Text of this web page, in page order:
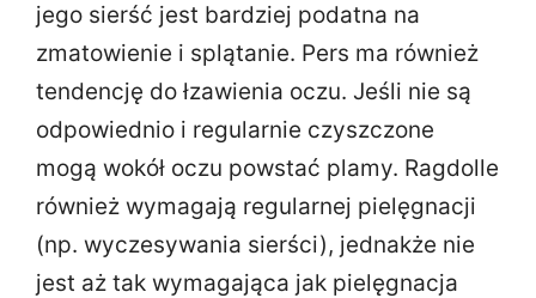
jego sierść jest bardziej podatna na
zmatowienie i splątanie. Pers ma również
tendencję do łzawienia oczu. Jeśli nie są
odpowiednio i regularnie czyszczone
mogą wokół oczu powstać plamy. Ragdolle
również wymagają regularnej pielęgnacji
(np. wyczesywania sierści), jednakże nie
jest aż tak wymagająca jak pielęgnacja